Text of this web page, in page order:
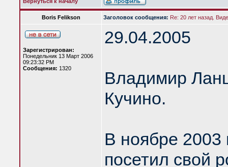
Boris Felikson Заголовок сообщения: Re: 20 лет назад.
Зарегистрирован:
Понедельник 13 Март 2006
09:23:32 PM
Сообщения: 1320
29.04.2005
Владимир
Кучино.
В ноябре 2003
посетил свой